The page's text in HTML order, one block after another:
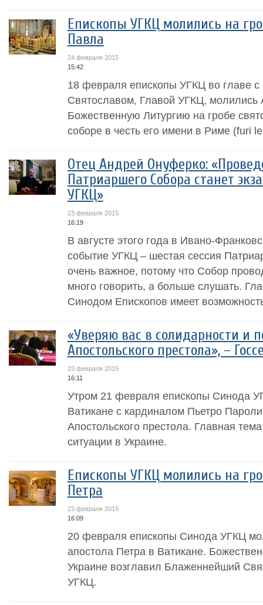
Епископы УГКЦ молились на
Павла
24 февраля 2015
15:42
18 февраля епископы УГКЦ во главе
Святославом, Главой УГКЦ, молились
Божественную Литургию на гробе
соборе в честь его имени в Риме (furi
Отец Андрей Онуферко:
Патриаршего Собора станет
УГКЦ»
23 февраля 2015
16:19
В августе этого года в Ивано-
событие УГКЦ – шестая сессия
очень важное, потому что Собор
много говорить, а больше слушать.
Синодом Епископов имеет
«Уверяю вас в солидарности и
Апостольского престола», –
23 февраля 2015
16:11
Утром 21 февраля епископы Синода
Ватикане с кардиналом Пьетро
Апостольского престола. Главная
ситуации в Украине.
Епископы УГКЦ молились на
Петра
23 февраля 2015
16:09
20 февраля епископы Синода УГКЦ
апостола Петра в Ватикане.
Украине возглавил Блаженнейший
УГКЦ.